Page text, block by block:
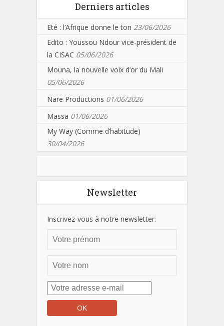
Derniers articles
Eté : l’Afrique donne le ton 23/06/2026
Edito : Youssou Ndour vice-président de
la CISAC 05/06/2026
Mouna, la nouvelle voix d’or du Mali
05/06/2026
Nare Productions 01/06/2026
Massa 01/06/2026
My Way (Comme d’habitude)
30/04/2026
Newsletter
Inscrivez-vous à notre newsletter: